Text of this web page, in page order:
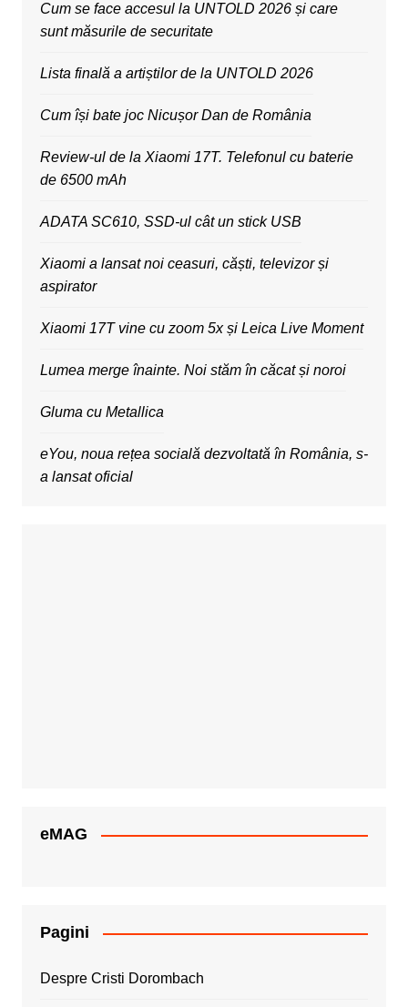
Cum se face accesul la UNTOLD 2026 și care
sunt măsurile de securitate
Lista finală a artiștilor de la UNTOLD 2026
Cum își bate joc Nicușor Dan de România
Review-ul de la Xiaomi 17T. Telefonul cu baterie
de 6500 mAh
ADATA SC610, SSD-ul cât un stick USB
Xiaomi a lansat noi ceasuri, căști, televizor și
aspirator
Xiaomi 17T vine cu zoom 5x și Leica Live Moment
Lumea merge înainte. Noi stăm în căcat și noroi
Gluma cu Metallica
eYou, noua rețea socială dezvoltată în România, s-
a lansat oficial
eMAG
Pagini
Despre Cristi Dorombach